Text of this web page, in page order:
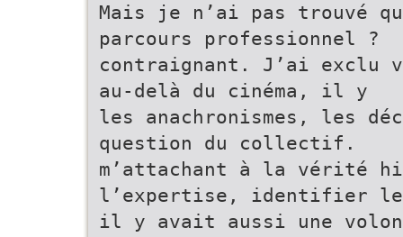
Mais je n’ai pas trouvé
parcours professionnel ?
contraignant. J’ai exclu
au-delà du cinéma, il y
les anachronismes, les
question du collectif.
m’attachant à la vérité
l’expertise, identifier
il y avait aussi une